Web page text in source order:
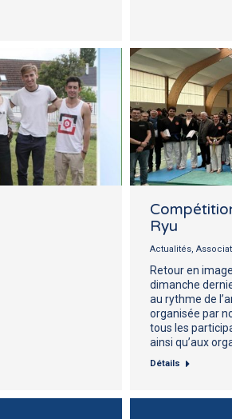
Ryu
Actualités
Retour en
dimanche
au rythme de
organisée par
tous les
ainsi qu’aux
Détails